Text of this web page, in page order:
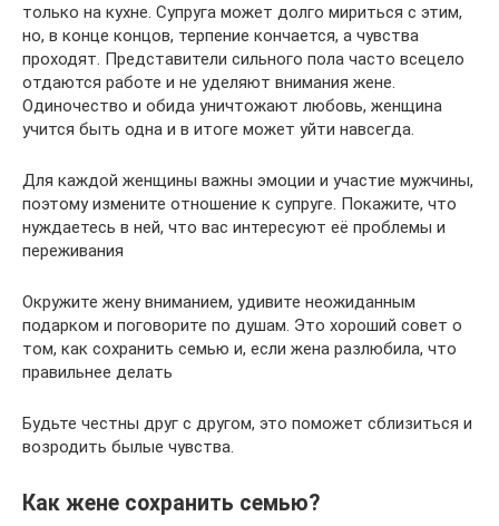
только на кухне. Супруга может долго мириться с этим,
но, в конце концов, терпение кончается, а чувства
проходят. Представители сильного пола часто всецело
отдаются работе и не уделяют внимания жене.
Одиночество и обида уничтожают любовь, женщина
учится быть одна и в итоге может уйти навсегда.
Для каждой женщины важны эмоции и участие мужчины,
поэтому измените отношение к супруге. Покажите, что
нуждаетесь в ней, что вас интересуют её проблемы и
переживания
Окружите жену вниманием, удивите неожиданным
подарком и поговорите по душам. Это хороший совет о
том, как сохранить семью и, если жена разлюбила, что
правильнее делать
Будьте честны друг с другом, это поможет сблизиться и
возродить былые чувства.
Как жене сохранить семью?